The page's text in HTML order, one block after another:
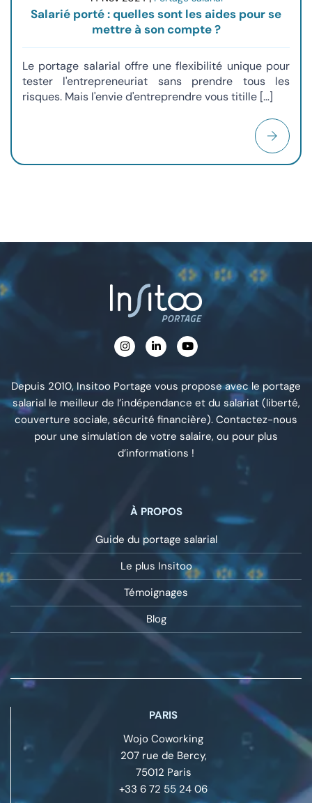
Salarié porté : quelles sont les aides pour se
mettre à son compte ?
Le portage salarial offre une flexibilité unique pour
tester l'entrepreneuriat sans prendre tous les
risques. Mais l'envie d'entreprendre vous titille […]
Depuis 2010, Insitoo Portage vous propose avec le portage
salarial le meilleur de l’indépendance et du salariat (liberté,
couverture sociale, sécurité financière). Contactez-nous
pour une simulation de votre salaire, ou pour plus
d’informations !
À PROPOS
Guide du portage salarial
Le plus Insitoo
Témoignages
Blog
PARIS
Wojo Coworking
207 rue de Bercy,
75012 Paris
+33 6 72 55 24 06